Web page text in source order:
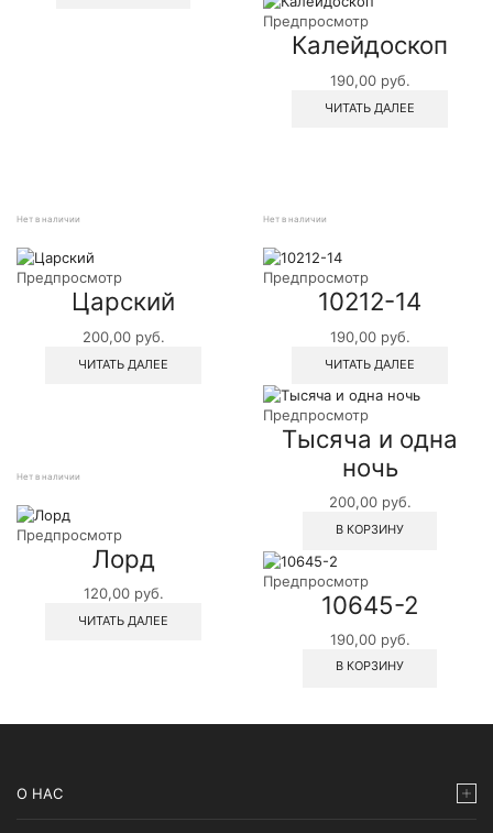
Предпросмотр
Калейдоскоп
190,00 руб.
ЧИТАТЬ ДАЛЕЕ
Нет в наличии
Предпросмотр
Царский
200,00 руб.
ЧИТАТЬ ДАЛЕЕ
Нет в наличии
Предпросмотр
10212-14
190,00 руб.
ЧИТАТЬ ДАЛЕЕ
Нет в наличии
Предпросмотр
Лорд
120,00 руб.
ЧИТАТЬ ДАЛЕЕ
Предпросмотр
Тысяча и одна
ночь
200,00 руб.
В КОРЗИНУ
Предпросмотр
10645-2
190,00 руб.
В КОРЗИНУ
О НАС